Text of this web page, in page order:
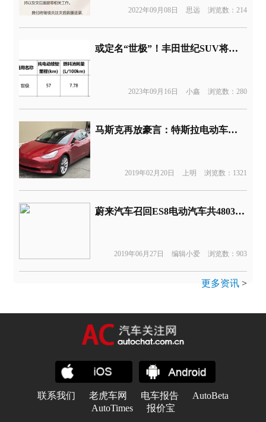
2022年09月08日 思远 浏览数：214
或定名“世极”！丰田世纪SUV将引入国内销售
2023年09月16日 小鑫 浏览数：280
马斯克再放豪言：特斯拉电动车将在今年底实现完全自动驾驶
2019年02月20日 上明 浏览数：1321
蔚来汽车召回ES8电动汽车共4803辆 两个月内发生三起自燃事件
2019年06月27日 编辑小爱 浏览数：903
更多资讯>
联系我们 老虎车网 电车报告
AutoBeta
AutoTimes
报价宝